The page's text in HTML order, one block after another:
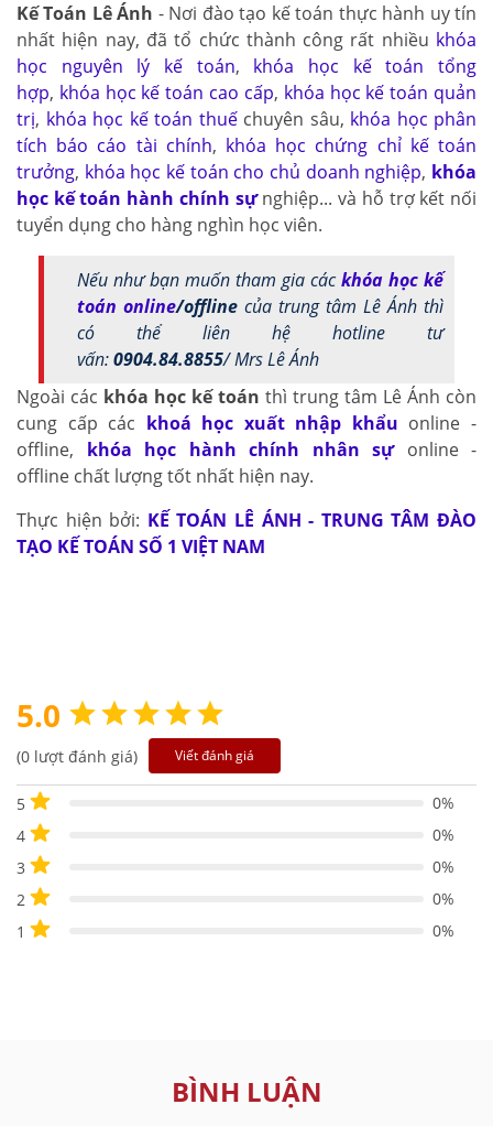
Kế Toán Lê Ánh - Nơi đào tạo kế toán thực hành uy tín
nhất hiện nay, đã tổ chức thành công rất nhiều khóa
học nguyên lý kế toán, khóa học kế toán tổng
hợp, khóa học kế toán cao cấp, khóa học kế toán quản
trị, khóa học kế toán thuếchuyên sâu, khóa học phân
tích báo cáo tài chính, khóa học chứng chỉ kế toán
trưởng, khóa học kế toán cho chủ doanh nghiệp, khóa
học kế toán hành chính sựnghiệp... và hỗ trợ kết nối
tuyển dụng cho hàng nghìn học viên.
Nếu như bạn muốn tham gia cáckhóa học kế
toán online/offline của trung tâm Lê Ánh thì
có thể liên hệ hotline tư
vấn:0904.84.8855/ Mrs Lê Ánh
Ngoài các khóa học kế toán thì trung tâm Lê Ánh còn
cung cấp các khoá học xuất nhập khẩu online -
offline, khóa học hành chính nhân sựonline -
offline chất lượng tốt nhất hiện nay.
Thực hiện bởi: KẾ TOÁN LÊ ÁNH - TRUNG TÂM ĐÀO
TẠO KẾ TOÁN SỐ 1 VIỆT NAM
5.0
(0 lượt đánh giá) Viết đánh giá
5
0%
4
0%
3
0%
2
0%
1
0%
BÌNH LUẬN